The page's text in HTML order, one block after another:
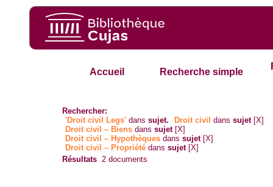
Accueil Recherche simple
Rechercher:
'Droit civil Legs' danssujet. Droit civil danssujet [X]
Droit civil – Biens danssujet [X]
Droit civil – Hypothèques danssujet [X]
Droit civil – Propriété danssujet [X]
Résultats 2 documents